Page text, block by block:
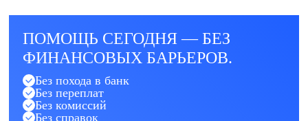
ПОМОЩЬ СЕГОДНЯ — БЕЗ
ФИНАНСОВЫХ БАРЬЕРОВ.
Без похода в банк
Без переплат
Без комиссий
Без справок